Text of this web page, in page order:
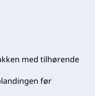
med tilhørende
før